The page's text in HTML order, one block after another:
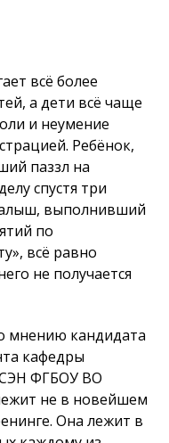
всё более
а дети всё чаще
и неумение
Ребёнок,
паззл на
спустя три
выполнивший
по
всё равно
не получается
мнению кандидата
кафедры
ФГБОУ ВО
не в новейшем
Она лежит в